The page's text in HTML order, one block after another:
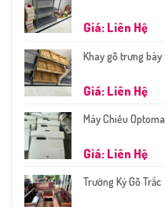
Giá: Liên Hệ
Khay gỗ trưng bày
Giá: Liên Hệ
Máy Chiếu Optoma
Giá: Liên Hệ
Trường Kỷ Gỗ Trắc